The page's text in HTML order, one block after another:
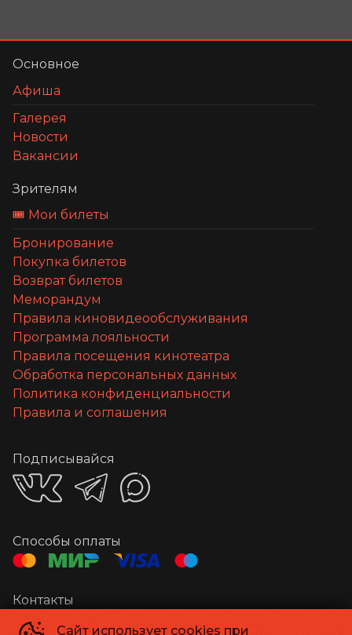
Сайт использует cookies при
Основное
Афиша
Галерея
Новости
Вакансии
Зрителям
🎟️ Мои билеты
Бронирование
Покупка билетов
Возврат билетов
Меморандум
Правила киновидеообслуживания
Программа лояльности
Правила посещения кинотеатра
Обработка персональных данных
Политика конфиденциальности
Правила и соглашения
Подписывайся
Способы оплаты
Контакты
Администратор